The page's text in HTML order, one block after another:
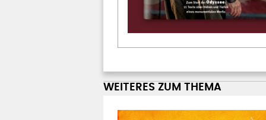
WEITERES ZUM THEMA